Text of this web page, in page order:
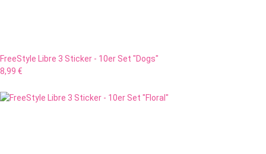
FreeStyle Libre 3 Sticker - 10er Set "Dogs"
8,99 €